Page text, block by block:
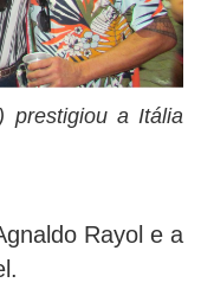
prestigiou a Itália
Rayol e a